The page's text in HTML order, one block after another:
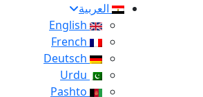
العربية